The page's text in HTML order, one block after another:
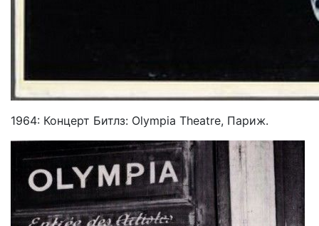
1964: Концерт Битлз: Olympia Theatre, Париж.